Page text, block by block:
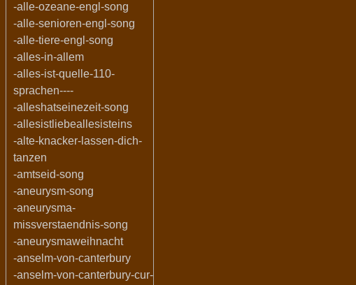
-alle-ozeane-engl-song
-alle-senioren-engl-song
-alle-tiere-engl-song
-alles-in-allem
-alles-ist-quelle-110-
sprachen----
-alleshatseinezeit-song
-allesistliebeallesisteins
-alte-knacker-lassen-dich-
tanzen
-amtseid-song
-aneurysm-song
-aneurysma-
missverstaendnis-song
-aneurysmaweihnacht
-anselm-von-canterbury
-anselm-von-canterbury-cur-